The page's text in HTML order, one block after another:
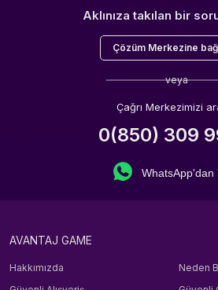
Aklınıza takılan bir
Çözüm Merkezine
veya
Çağrı Merkezimizi
0(850) 309
WhatsApp'dan
AVANTAJ GAME
Hakkımızda
Neden